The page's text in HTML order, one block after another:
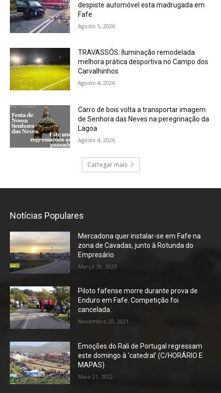
despiste automóvel esta madrugada em
Fafe
Agosto 5, 2026
TRAVASSÓS: Iluminação remodelada
melhora prática desportiva no Campo dos
Carvalhinhos
Agosto 4, 2026
Carro de bois volta a transportar imagem
de Senhora das Neves na peregrinação da
Lagoa
Agosto 4, 2026
Carregar mais
Notícias Populares
Mercadona quer instalar-se em Fafe na
zona de Cavadas, junto à Rotunda do
Empresário
Março 30, 2023
Piloto fafense morre durante prova de
Enduro em Fafe. Competição foi
cancelada.
Novembro 20, 2021
Emoções do Rali de Portugal regressam
este domingo à ‘catedral’ (C/HORÁRIO E
MAPAS)
Maio 21, 2022